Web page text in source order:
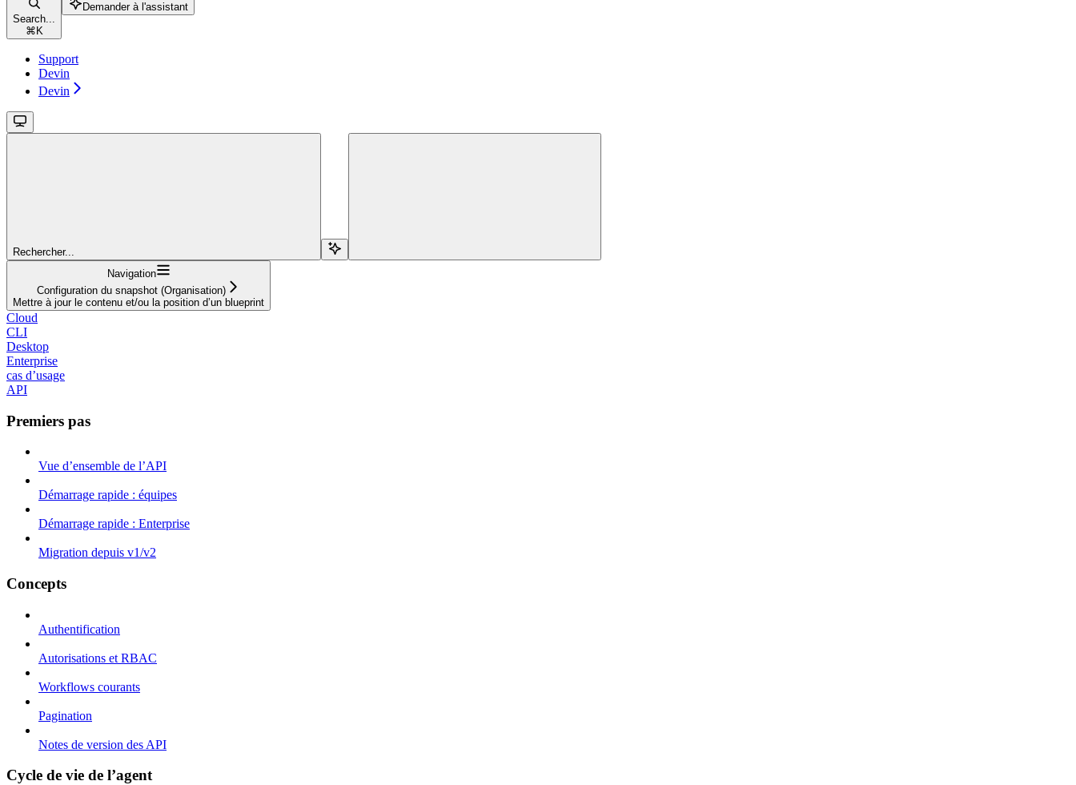
Search...
⌘ K
Demander à l'assistant
Support
Devin
Devin
Rechercher...
Navigation
Configuration du snapshot (Organisation)
Mettre à jour le contenu et/ou la position d’un blueprint
Cloud
CLI
Desktop
Enterprise
cas d’usage
API
Premiers pas
Vue d’ensemble de l’API
Démarrage rapide : équipes
Démarrage rapide : Enterprise
Migration depuis v1/v2
Concepts
Authentification
Autorisations et RBAC
Workflows courants
Pagination
Notes de version des API
Cycle de vie de l’agent